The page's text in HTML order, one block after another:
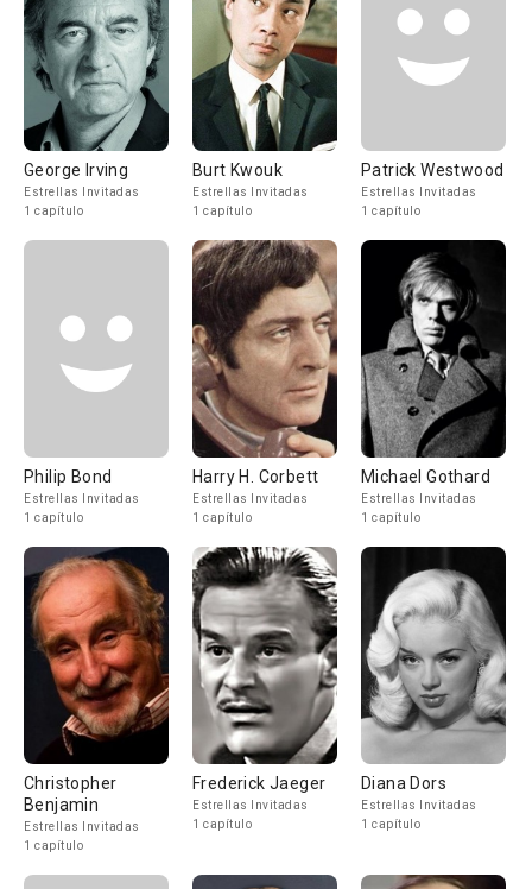
George Irving
Estrellas Invitadas
1 capítulo
Burt Kwouk
Estrellas Invitadas
1 capítulo
Patrick Westwood
Estrellas Invitadas
1 capítulo
Philip Bond
Estrellas Invitadas
1 capítulo
Harry H. Corbett
Estrellas Invitadas
1 capítulo
Michael Gothard
Estrellas Invitadas
1 capítulo
Christopher
Benjamin
Estrellas Invitadas
1 capítulo
Frederick Jaeger
Estrellas Invitadas
1 capítulo
Diana Dors
Estrellas Invitadas
1 capítulo